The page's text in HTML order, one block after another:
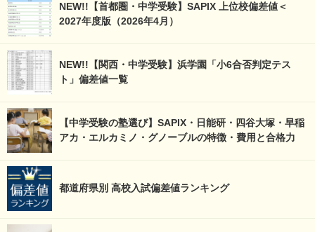
NEW!!【首都圏・中学受験】SAPIX 上位校偏差値＜
2027年度版（2026年4月）
NEW!!【関西・中学受験】浜学園「小6合否判定テス
ト」偏差値一覧
【中学受験の塾選び】SAPIX・日能研・四谷大塚・早稲
アカ・エルカミノ・グノーブルの特徴・費用と合格力
都道府県別 高校入試偏差値ランキング